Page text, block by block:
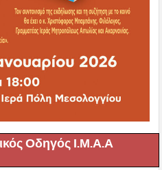
Οδηγός Ι.Μ.Α.Α